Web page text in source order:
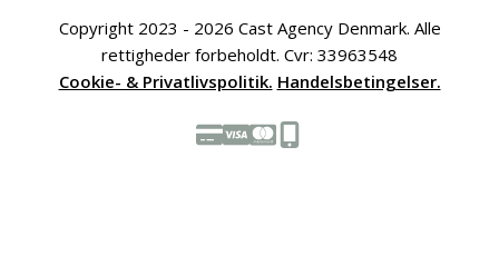
Copyright 2023 - 2026 Cast Agency Denmark. Alle
rettigheder forbeholdt. Cvr: 33963548
Cookie- & Privatlivspolitik. Handelsbetingelser.